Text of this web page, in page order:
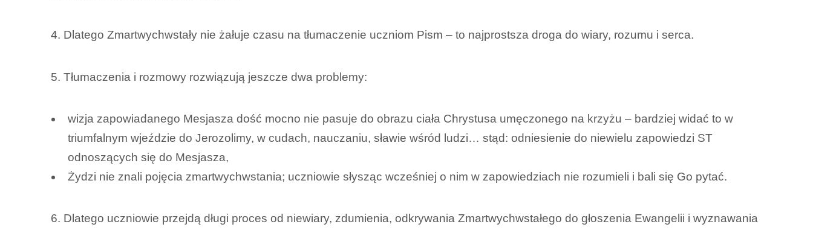
4. Dlatego Zmartwychwstały nie żałuje czasu na tłumaczenie uczniom Pism – to najprostsza droga do wiary, rozumu i serca.
5. Tłumaczenia i rozmowy rozwiązują jeszcze dwa problemy:
wizja zapowiadanego Mesjasza dość mocno nie pasuje do obrazu ciała Chrystusa umęczonego na krzyżu – bardziej widać to w
triumfalnym wjeździe do Jerozolimy, w cudach, nauczaniu, sławie wśród ludzi… stąd: odniesienie do niewielu zapowiedzi ST
odnoszących się do Mesjasza,
Żydzi nie znali pojęcia zmartwychwstania; uczniowie słysząc wcześniej o nim w zapowiedziach nie rozumieli i bali się Go pytać.
6. Dlatego uczniowie przejdą długi proces od niewiary, zdumienia, odkrywania Zmartwychwstałego do głoszenia Ewangelii i wyznawania